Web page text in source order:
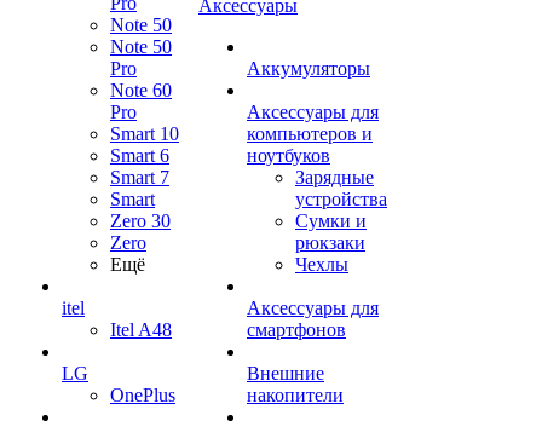
Note 50
Note 50
Pro
Note 60
Pro
Smart 10
Smart 6
Smart 7
Smart
Zero 30
Zero
Ещё
itel
Itel A48
LG
OnePlus
Аксессуары
Аккумуляторы
Аксессуары для
компьютеров и
ноутбуков
Зарядные
устройства
Сумки и
рюкзаки
Чехлы
Аксессуары для
смартфонов
Внешние
накопители